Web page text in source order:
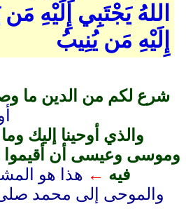
اللهُ يَجْتَبِي إِلَيْهِ
إِلَيْهِ مَن يُنِيبُ
شرع لكم من الدين ما
والذي أوحينا إليك
وموسى وعيسى أن أقيموا
فيه ← هذا هو
والموحى إلى محمد